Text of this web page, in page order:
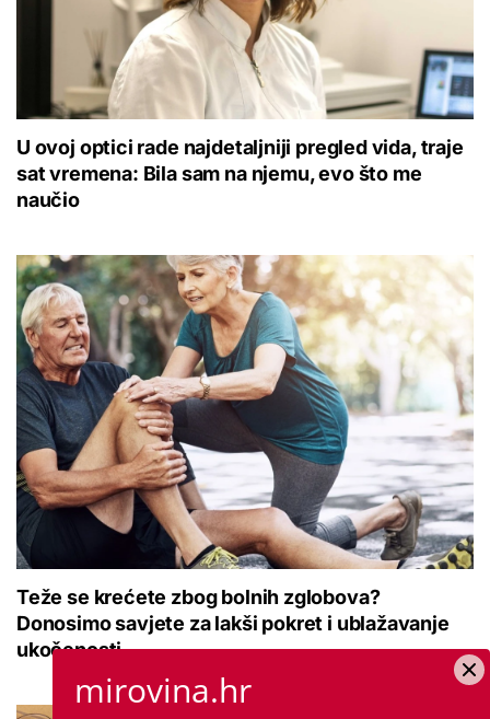
U ovoj optici rade najdetaljniji pregled vida, traje
sat vremena: Bila sam na njemu, evo što me
naučio
Teže se krećete zbog bolnih zglobova?
Donosimo savjete za lakši pokret i ublažavanje
ukočenosti
mirovina.hr